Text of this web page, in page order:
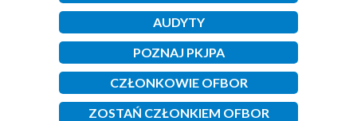
AUDYTY
POZNAJ PKJPA
CZŁONKOWIE OFBOR
ZOSTAŃ CZŁONKIEM OFBOR